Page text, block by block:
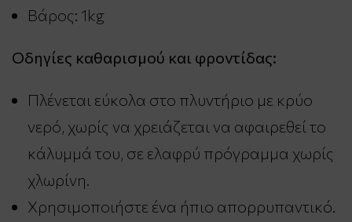
Βάρος: 1kg
Οδηγίες καθαρισμού και φροντίδας:
Πλένεται εύκολα στο πλυντήριο με κρύο
νερό, χωρίς να χρειάζεται να αφαιρεθεί το
κάλυμμά του, σε ελαφρύ πρόγραμμα χωρίς
χλωρίνη.
Χρησιμοποιήστε ένα ήπιο απορρυπαντικό.